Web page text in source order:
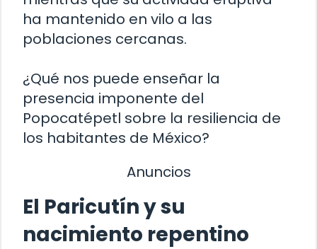
ha mantenido en vilo a las
poblaciones cercanas.
¿Qué nos puede enseñar la
presencia imponente del
Popocatépetl sobre la resiliencia de
los habitantes de México?
Anuncios
El Paricutín y su
nacimiento repentino